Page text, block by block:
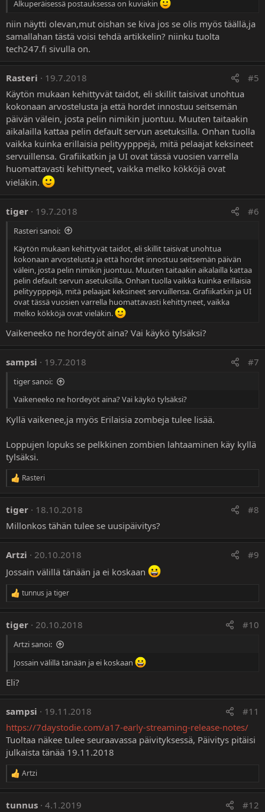
Alkuperäisessä postauksessa on kuviakin
niin näytti olevan,mut oishan se kiva jos se olis myös täällä,ja
samallahan tästä voisi tehdä artikkelin? niinku tuolta
tech247.fi sivulla on.
Rasteri 19.7.2018
#5
Käytön mukaan kehittyvät taidot, eli skillit taisivat unohtua
kokonaan arvostelusta ja että hordet innostuu seitsemän
päivän välein, josta pelin nimikin juontuu. Muuten taitaakin
aikalailla kattaa pelin default servun asetuksilla. Onhan tuolla
vaikka kuinka erillaisia pelityypppejä, mitä pelaajat keksineet
servuillensa. Grafiikatkin ja UI ovat tässä vuosien varrella
huomattavasti kehittyneet, vaikka melko kökköjä ovat
vieläkin.
tiger 19.7.2018 #6
Rasteri sanoi:
Käytön mukaan kehittyvät taidot, eli skillit taisivat unohtua
kokonaan arvostelusta ja että hordet innostuu seitsemän päivän
välein, josta pelin nimikin juontuu. Muuten taitaakin aikalailla kattaa
pelin default servun asetuksilla. Onhan tuolla vaikka kuinka erillaisia
pelityypppejä, mitä pelaajat keksineet servuillensa. Grafiikatkin ja UI
ovat tässä vuosien varrella huomattavasti kehittyneet, vaikka
melko kökköjä ovat vieläkin.
Vaikeneeko ne hordeyöt aina? Vai käykö tylsäksi?
sampsi 19.7.2018 #7
tiger sanoi:
Vaikeneeko ne hordeyöt aina? Vai käykö tylsäksi?
Kyllä vaikenee,ja myös Erilaisia zombeja tulee lisää.
Loppujen lopuks se pelkkinen zombien lahtaaminen käy kyllä
tylsäksi.
R
k
i
:
Rasteri
tiger 18.10.2018
#8
Millonkos tähän tulee se uusipäivitys?
Artzi 20.10.2018
#9
Jossain välillä tänään ja ei koskaan
R
k
tunnus ja tiger
tiger 20.10.2018 #10
Artzi sanoi:
Jossain välillä tänään ja ei koskaan
Eli?
sampsi 19.11.2018
#11
https://7daystodie.com/a17-early-streaming-release-notes/
Tuoltaa näkee tulee seuraavassa päivityksessä, Päivitys pitäisi
julkaista tänää 19.11.2018
R
k
Artzi
tunnus 4.1.2019
#12